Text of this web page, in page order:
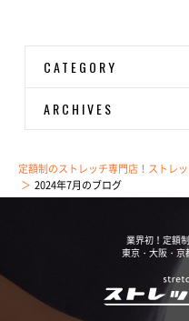
CATEGORY
ARCHIVES
定額制のストレッチ専門店！ストレ
2024年7月のブログ
業界初！定額
東京・大阪・京